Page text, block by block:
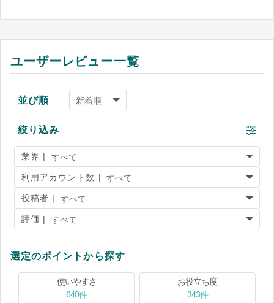
ユーザーレビュー一覧
並び順
絞り込み
業界 |
利用アカウント数 |
投稿者 |
評価 |
選定のポイントから探す
使いやすさ
640件
お役立ち度
343件